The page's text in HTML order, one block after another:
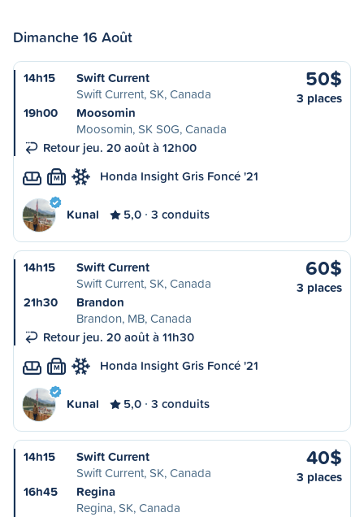
Dimanche 16 Août
14h15
Swift Current
Swift Current, SK, Canada
19h00
Moosomin
Moosomin, SK S0G, Canada
Retour jeu. 20 août à 12h00
50$
3 places
M Honda Insight Gris Foncé '21
Kunal 5,0 3 conduits
14h15
Swift Current
Swift Current, SK, Canada
21h30
Brandon
Brandon, MB, Canada
Retour jeu. 20 août à 11h30
60$
3 places
M Honda Insight Gris Foncé '21
Kunal 5,0 3 conduits
14h15
Swift Current
Swift Current, SK, Canada
16h45
Regina
Regina, SK, Canada
40$
3 places